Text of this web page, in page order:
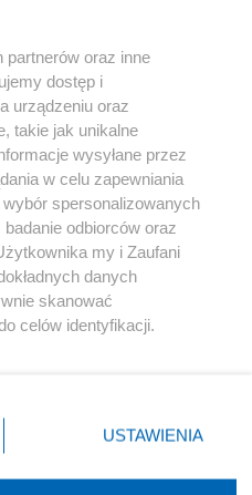
Instagram Youtube
partnerów oraz inne
dostęp i
urządzeniu oraz
takie jak unikalne
wysyłane przez
w celu zapewniania
spersonalizowanych
odbiorców oraz
my i Zaufani
danych
skanować
celów identyfikacji.
ustawień prywatności
rogu strony
nie wymagają zgody
USTAWIENIA